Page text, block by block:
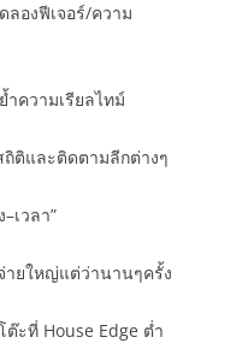
ลองฟีเจอร์/ความ
ำความเรียลไทม์
ติและติดตามลีกต่างๆ
เวลา”
ายใหญ่แต่ว่านานๆครั้ง
ต๊ะที่ House Edge ต่ำ